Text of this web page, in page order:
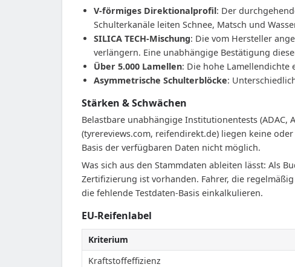
V-förmiges Direktionalprofil: Der
Schulterkanäle leiten Schnee, Matsch und
SILICA TECH-Mischung: Die vom Hersteller
verlängern. Eine unabhängige Bestätigung
Über 5.000 Lamellen: Die hohe Lamellendichte
Asymmetrische Schulterblöcke:
Stärken & Schwächen
Belastbare unabhängige Institutionentests (ADAC,
(tyrereviews.com, reifendirekt.de) liegen keine
Basis der verfügbaren Daten nicht möglich.
Was sich aus den Stammdaten ableiten lässt: Als
Zertifizierung ist vorhanden. Fahrer, die
die fehlende Testdaten-Basis einkalkulieren.
EU-Reifenlabel
Kriterium
Kraftstoffeffizienz